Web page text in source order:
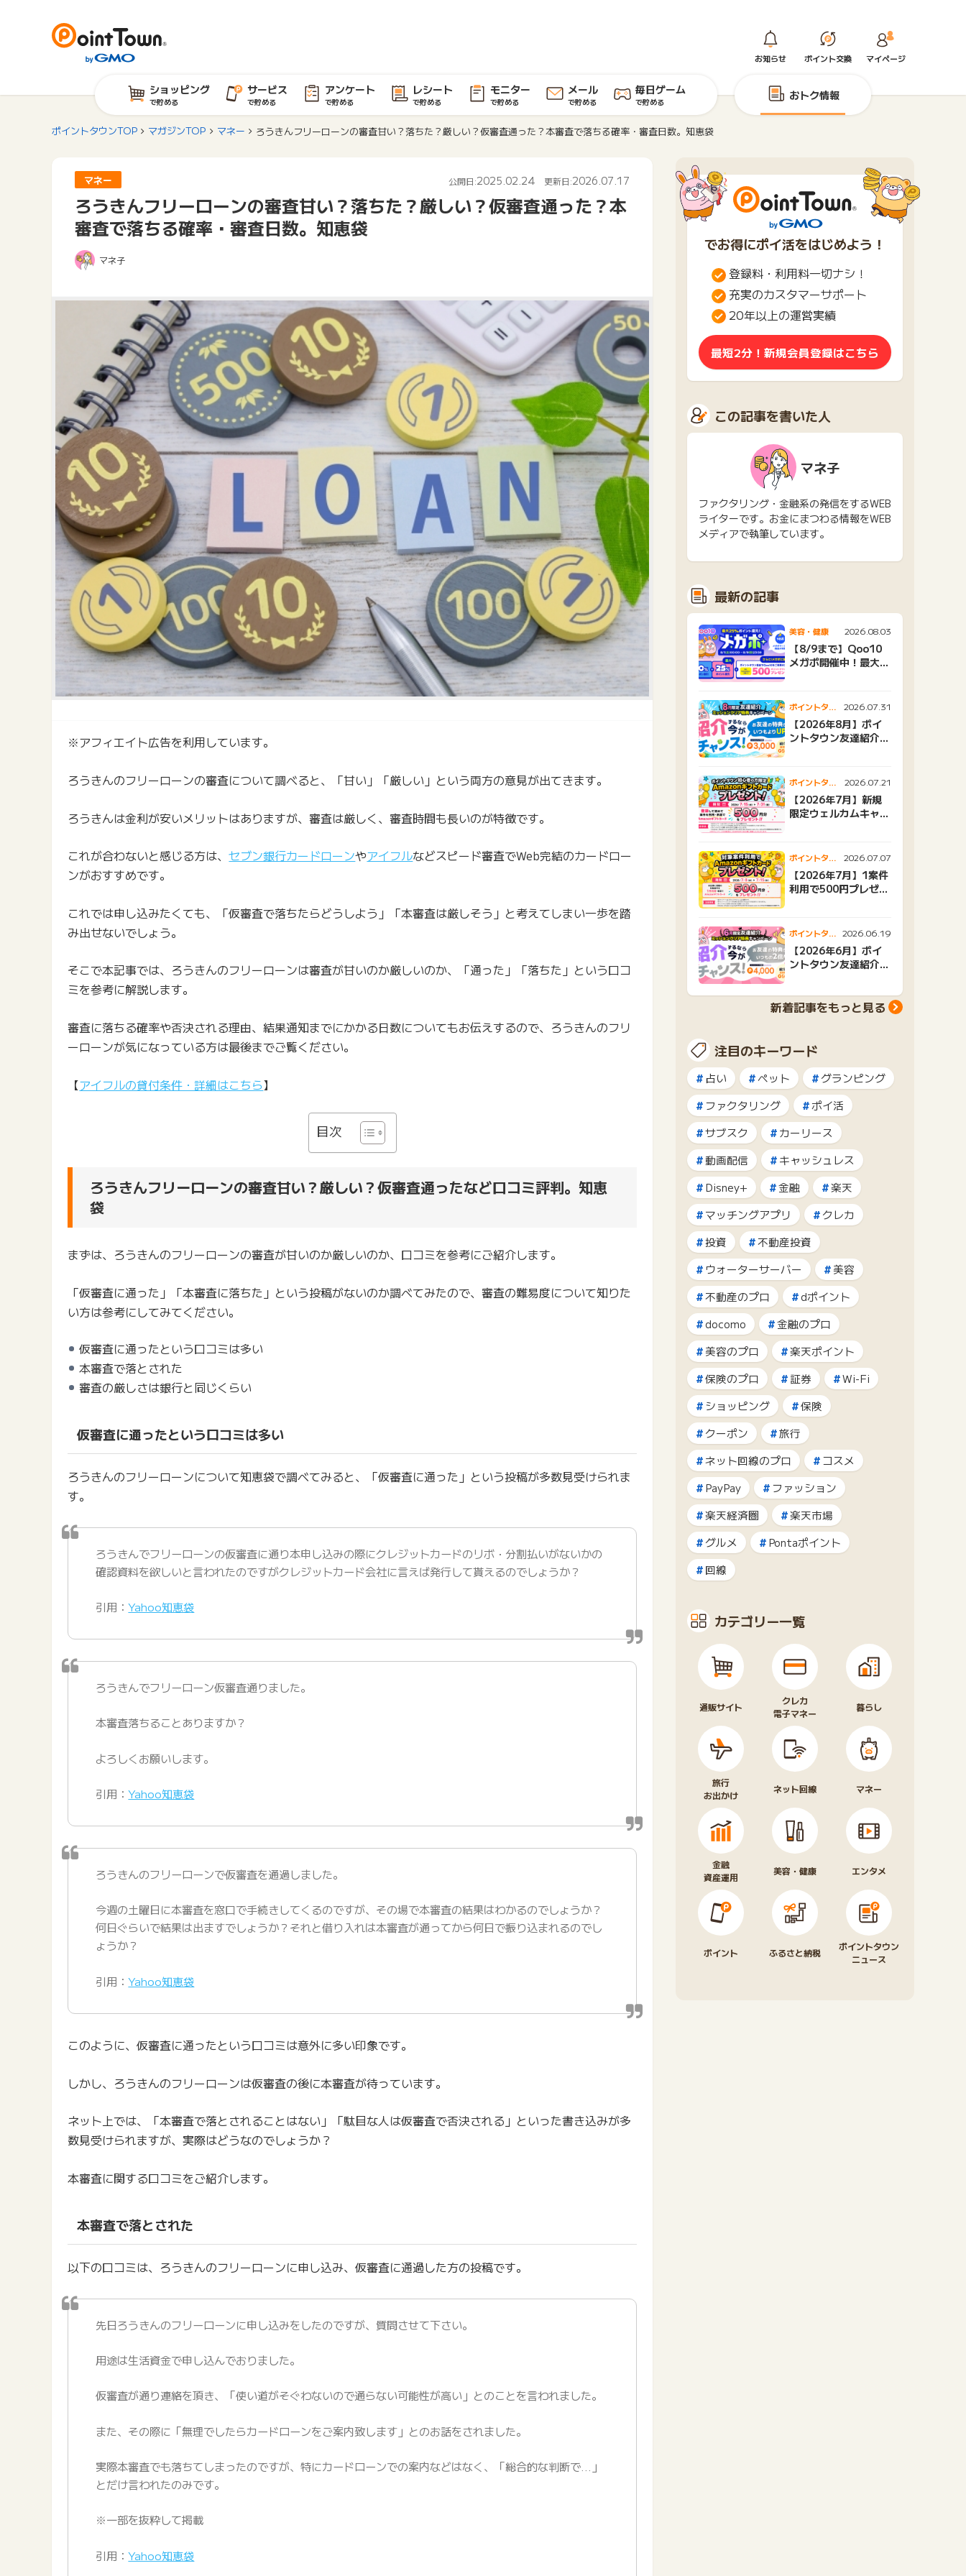
お知らせ ポイント交換 マイページ
ショッピング
で貯める
サービス
で貯める
アンケート
で貯める
レシート
で貯める
モニター
で貯める
メール
で貯める
毎日ゲーム
で貯める おトク情報
ポイントタウンTOP マガジンTOP マネー ろうきんフリーローンの審査甘い？落ちた？厳しい？仮審査通った？本審査で落ちる確率・審査日数。知恵袋
マネー 公開日:2025.02.24 更新日:2026.07.17
ろうきんフリーローンの審査甘い？落ちた？厳しい？仮審査通った？本
審査で落ちる確率・審査日数。知恵袋
マネ子
※アフィエイト広告を利用しています。
ろうきんのフリーローンの審査について調べると、「甘い」「厳しい」という両方の意見が出てきます。
ろうきんは金利が安いメリットはありますが、審査は厳しく、審査時間も長いのが特徴です。
これが合わないと感じる方は、セブン銀行カードローンやアイフルなどスピード審査でWeb完結のカードロー
ンがおすすめです。
これでは申し込みたくても、「仮審査で落ちたらどうしよう」「本審査は厳しそう」と考えてしまい一歩を踏
み出せないでしょう。
そこで本記事では、ろうきんのフリーローンは審査が甘いのか厳しいのか、「通った」「落ちた」という口コ
ミを参考に解説します。
審査に落ちる確率や否決される理由、結果通知までにかかる日数についてもお伝えするので、ろうきんのフリ
ーローンが気になっている方は最後までご覧ください。
【アイフルの貸付条件・詳細はこちら】
目次
ろうきんフリーローンの審査甘い？厳しい？仮審査通ったなど口コミ評判。知恵
袋
まずは、ろうきんのフリーローンの審査が甘いのか厳しいのか、口コミを参考にご紹介します。
「仮審査に通った」「本審査に落ちた」という投稿がないのか調べてみたので、審査の難易度について知りた
い方は参考にしてみてください。
仮審査に通ったという口コミは多い
本審査で落とされた
審査の厳しさは銀行と同じくらい
仮審査に通ったという口コミは多い
ろうきんのフリーローンについて知恵袋で調べてみると、「仮審査に通った」という投稿が多数見受けられま
す。
ろうきんでフリーローンの仮審査に通り本申し込みの際にクレジットカードのリボ・分割払いがないかの
確認資料を欲しいと言われたのですがクレジットカード会社に言えば発行して貰えるのでしょうか？
引用：Yahoo知恵袋
ろうきんでフリーローン仮審査通りました。
本審査落ちることありますか？
よろしくお願いします。
引用：Yahoo知恵袋
ろうきんのフリーローンで仮審査を通過しました。
今週の土曜日に本審査を窓口で手続きしてくるのですが、その場で本審査の結果はわかるのでしょうか？
何日ぐらいで結果は出ますでしょうか？それと借り入れは本審査が通ってから何日で振り込まれるのでし
ょうか？
引用：Yahoo知恵袋
このように、仮審査に通ったという口コミは意外に多い印象です。
しかし、ろうきんのフリーローンは仮審査の後に本審査が待っています。
ネット上では、「本審査で落とされることはない」「駄目な人は仮審査で否決される」といった書き込みが多
数見受けられますが、実際はどうなのでしょうか？
本審査に関する口コミをご紹介します。
本審査で落とされた
以下の口コミは、ろうきんのフリーローンに申し込み、仮審査に通過した方の投稿です。
先日ろうきんのフリーローンに申し込みをしたのですが、質問させて下さい。
用途は生活資金で申し込んでおりました。
仮審査が通り連絡を頂き、「使い道がそぐわないので通らない可能性が高い」とのことを言われました。
また、その際に「無理でしたらカードローンをご案内致します」とのお話をされました。
実際本審査でも落ちてしまったのですが、特にカードローンでの案内などはなく、「総合的な判断で…」
とだけ言われたのみです。
※一部を抜粋して掲載
引用：Yahoo知恵袋
でお得にポイ活をはじめよう！
登録料・利用料一切ナシ！
充実のカスタマーサポート
20年以上の運営実績
最短2分！新規会員登録はこちら
この記事を書いた人
マネ子
ファクタリング・金融系の発信をするWEB
ライターです。お金にまつわる情報をWEB
メディアで執筆しています。
最新の記事
美容・健康 2026.08.03
【8/9まで】Qoo10
メガポ開催中！最大
ポイントタウ
ンニュース
2026.07.31
【2026年8月】ポイ
ントタウン友達紹介キ
ポイントタウ
ンニュース
2026.07.21
【2026年7月】新規
限定ウェルカムキャン
ポイントタウ
ンニュース
2026.07.07
【2026年7月】1案件
利用で500円プレゼン
ポイントタウ
ンニュース
2026.06.19
【2026年6月】ポイ
ントタウン友達紹介キ
新着記事をもっと見る
注目のキーワード
占い ペット
グランピング
ファクタリング
ポイ活
サブスク
カーリース
動画配信
キャッシュレス
Disney+
金融
楽天
マッチングアプリ
クレカ
投資
不動産投資
ウォーターサーバー
美容
不動産のプロ
dポイント
docomo
金融のプロ
美容のプロ
楽天ポイント
保険のプロ
証券
Wi-Fi
ショッピング
保険
クーポン
旅行
ネット回線のプロ
コスメ
PayPay
ファッション
楽天経済圏
楽天市場
グルメ
Pontaポイント
回線
カテゴリー一覧
通販サイト
クレカ
電子マネー
暮らし
旅行
お出かけ
ネット回線 マネー
金融
資産運用
美容・健康 エンタメ
ポイント ふるさと納税
ポイントタウン
ニュース